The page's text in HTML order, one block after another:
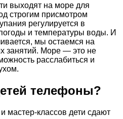
выходят на море для
строгим присмотром
регулируется в
и температуры воды. И
мы остаемся на
занятий. Море — это не
расслабиться и
телефоны?
классов дети сдают